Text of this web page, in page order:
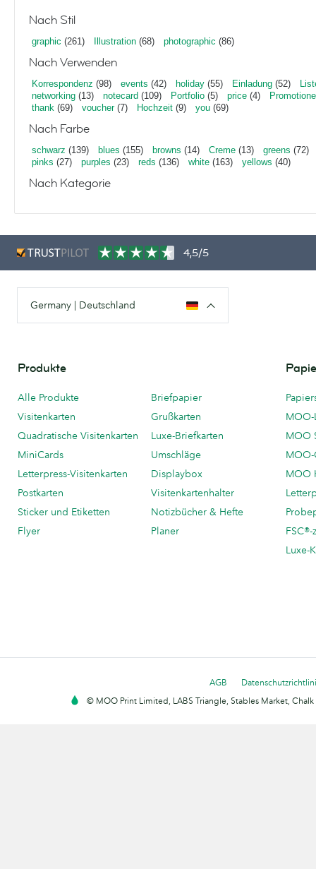
Nach Stil
graphic (261) Illustration (68) photographic (86)
Nach Verwenden
Korrespondenz (98) events (42) holiday (55) Einladung (52)
networking (13) notecard (109) Portfolio (5) price (4)
thank (69) voucher(7) Hochzeit (9) you (69)
Nach Farbe
schwarz (139) blues (155) browns (14) Creme (13) greens (72)
pinks (27) purples (23) reds (136) white (163) yellows (40)
Nach Kategorie
4,5/5
Germany | Deutschland
Produkte
Alle Produkte
Visitenkarten
Quadratische Visitenkarten
MiniCards
Letterpress-Visitenkarten
Postkarten
Sticker und Etiketten
Flyer
Briefpapier
Grußkarten
Luxe-Briefkarten
Umschläge
Displaybox
Visitenkartenhalter
Notizbücher & Hefte
Planer
MOO-
MOO
MOO
Luxe-
AGB
© MOO Print Limited, LABS Triangle, Stables Market,